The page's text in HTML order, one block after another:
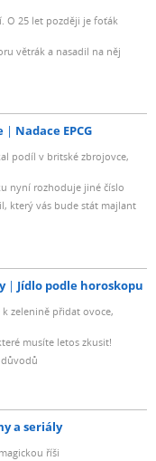
O 25 let později je foťák
větrák a nasadil na něj
Nadace EPCG
podíl v britské zbrojovce,
nyní rozhoduje jiné číslo
který vás bude stát majlant
Jídlo podle horoskopu
zelenině přidat ovoce,
musíte letos zkusit!
důvodů
a seriály
říši